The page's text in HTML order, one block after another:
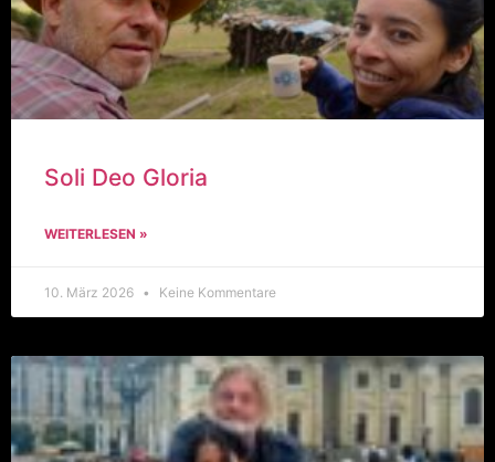
Soli Deo Gloria
WEITERLESEN »
10. März 2026 Keine Kommentare